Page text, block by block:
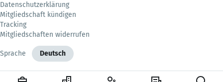
Datenschutzerklärung
Mitgliedschaft kündigen
Tracking
Mitgliedschaften widerrufen
Sprache Deutsch